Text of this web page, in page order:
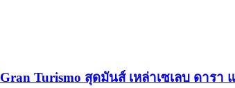
Turismo สุดมันส์ เหล่าเซเลบ ดารา